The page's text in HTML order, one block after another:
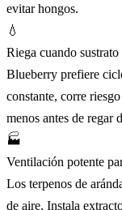
evitar hongos.
💧
Riega cuando sustrato
Blueberry prefiere
constante, corre
menos antes de regar
🏭
Ventilación potente
Los terpenos de
de aire. Instala